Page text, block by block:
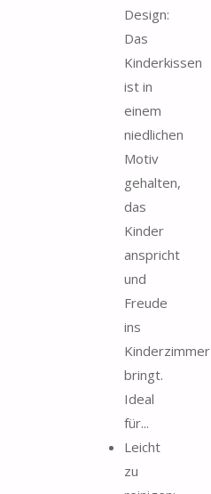
Design:
Das
Kinderkissen
ist in
einem
niedlichen
Motiv
gehalten,
das
Kinder
anspricht
und
Freude
ins
Kinderzimmer
bringt.
Ideal
für...
Leicht
zu